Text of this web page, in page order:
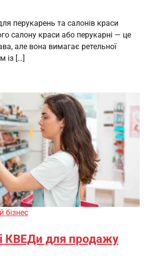
перукарень та салонів краси
салону краси або перукарні — це
але вона вимагає ретельної
із […]
бізнес
КВЕДи для продажу